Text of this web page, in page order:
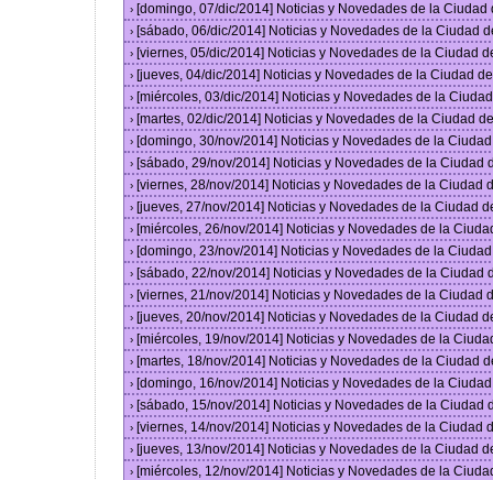
› [domingo, 07/dic/2014] Noticias y Novedades de la
› [sábado, 06/dic/2014] Noticias y Novedades de la Ciudad
› [viernes, 05/dic/2014] Noticias y Novedades de la Ciudad
› [jueves, 04/dic/2014] Noticias y Novedades de la Ciudad
› [miércoles, 03/dic/2014] Noticias y Novedades de la
› [martes, 02/dic/2014] Noticias y Novedades de la Ciudad
› [domingo, 30/nov/2014] Noticias y Novedades de la
› [sábado, 29/nov/2014] Noticias y Novedades de la Ciudad
› [viernes, 28/nov/2014] Noticias y Novedades de la Ciudad
› [jueves, 27/nov/2014] Noticias y Novedades de la Ciudad
› [miércoles, 26/nov/2014] Noticias y Novedades de la
› [domingo, 23/nov/2014] Noticias y Novedades de la
› [sábado, 22/nov/2014] Noticias y Novedades de la Ciudad
› [viernes, 21/nov/2014] Noticias y Novedades de la Ciudad
› [jueves, 20/nov/2014] Noticias y Novedades de la Ciudad
› [miércoles, 19/nov/2014] Noticias y Novedades de la
› [martes, 18/nov/2014] Noticias y Novedades de la Ciudad
› [domingo, 16/nov/2014] Noticias y Novedades de la
› [sábado, 15/nov/2014] Noticias y Novedades de la Ciudad
› [viernes, 14/nov/2014] Noticias y Novedades de la Ciudad
› [jueves, 13/nov/2014] Noticias y Novedades de la Ciudad
› [miércoles, 12/nov/2014] Noticias y Novedades de la